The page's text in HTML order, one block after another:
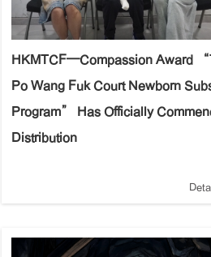
HKMTCF–Compassion Award
Po Wang Fuk Court Newborn
Program” Has Officially
Distribution